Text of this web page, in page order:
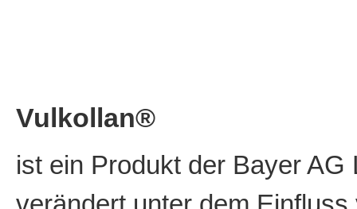
Vulkollan®
ist ein Produkt der Bayer